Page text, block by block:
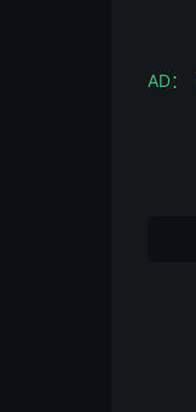
AD：